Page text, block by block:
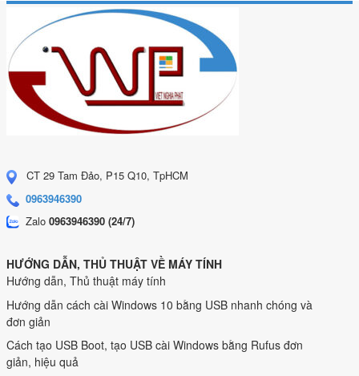
CT 29 Tam Đảo, P15 Q10, TpHCM
0963946390
Zalo 0963946390 (24/7)
HƯỚNG DẪN, THỦ THUẬT VỀ MÁY TÍNH
Hướng dẫn, Thủ thuật máy tính
Hướng dẫn cách cài Windows 10 bằng USB nhanh chóng và
đơn giản
Cách tạo USB Boot, tạo USB cài Windows bằng Rufus đơn
giản, hiệu quả